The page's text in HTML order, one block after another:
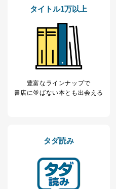
（内容の訂正、追加または
の停止または消去」「第三
に対応させていただいてお
個人情報は「マイページ」
で、訂正、追加、変更を行
す。マイページをご利用い
つきましては、下記Aをご
ただいた個人情報のうち、
番号、金融機関の名称ある
期限など、商品のお届けや
情報に変更があった場合に
し付けください。開示等の
■電話による場合
TEL:0570-200-223
タイトル1万以上
豊富なラインナップで
書店に並ばない本とも出会える
タダ読み